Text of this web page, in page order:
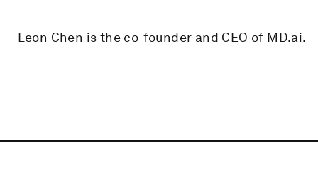
Leon Chen is the co-founder and CEO of MD.ai.